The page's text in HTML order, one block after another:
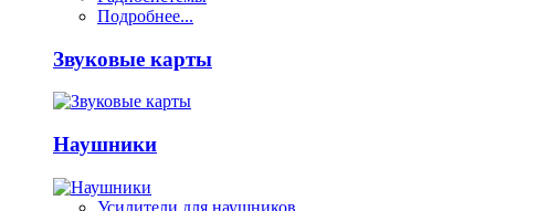
Подробнее...
Звуковые карты
Наушники
Усилители для наушников